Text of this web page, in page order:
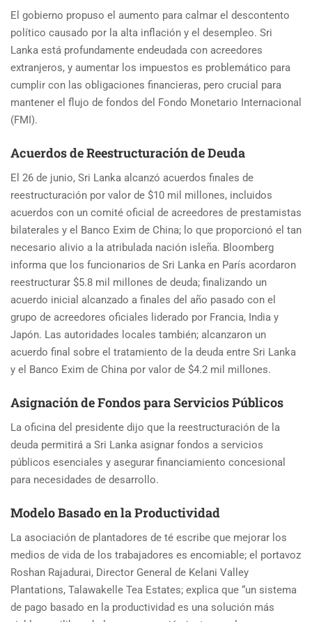
El gobierno propuso el aumento para calmar el descontento
político causado por la alta inflación y el desempleo. Sri
Lanka está profundamente endeudada con acreedores
extranjeros, y aumentar los impuestos es problemático para
cumplir con las obligaciones financieras, pero crucial para
mantener el flujo de fondos del Fondo Monetario Internacional
(FMI).
Acuerdos de Reestructuración de Deuda
El 26 de junio, Sri Lanka alcanzó acuerdos finales de
reestructuración por valor de $10 mil millones, incluidos
acuerdos con un comité oficial de acreedores de prestamistas
bilaterales y el Banco Exim de China; lo que proporcionó el tan
necesario alivio a la atribulada nación isleña. Bloomberg
informa que los funcionarios de Sri Lanka en París acordaron
reestructurar $5.8 mil millones de deuda; finalizando un
acuerdo inicial alcanzado a finales del año pasado con el
grupo de acreedores oficiales liderado por Francia, India y
Japón. Las autoridades locales también; alcanzaron un
acuerdo final sobre el tratamiento de la deuda entre Sri Lanka
y el Banco Exim de China por valor de $4.2 mil millones.
Asignación de Fondos para Servicios Públicos
La oficina del presidente dijo que la reestructuración de la
deuda permitirá a Sri Lanka asignar fondos a servicios
públicos esenciales y asegurar financiamiento concesional
para necesidades de desarrollo.
Modelo Basado en la Productividad
La asociación de plantadores de té escribe que mejorar los
medios de vida de los trabajadores es encomiable; el portavoz
Roshan Rajadurai, Director General de Kelani Valley
Plantations, Talawakelle Tea Estates; explica que “un sistema
de pago basado en la productividad es una solución más